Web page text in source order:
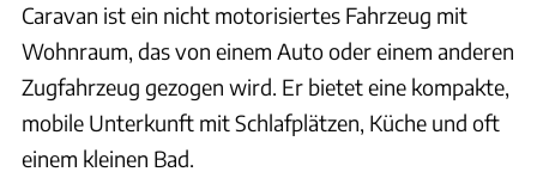
Caravan ist ein nicht motorisiertes Fahrzeug mit
Wohnraum, das von einem Auto oder einem anderen
Zugfahrzeug gezogen wird. Er bietet eine kompakte,
mobile Unterkunft mit Schlafplätzen, Küche und oft
einem kleinen Bad.